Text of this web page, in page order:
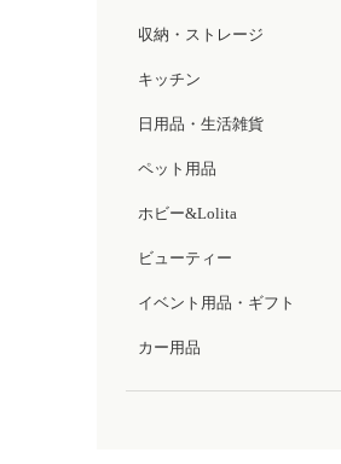
収納・ストレージ
キッチン
日用品・生活雑貨
ペット用品
ホビー&Lolita
ビューティー
イベント用品・ギフト
カー用品